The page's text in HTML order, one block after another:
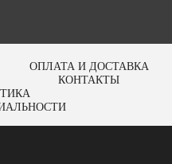
ОПЛАТА И ДОСТАВКА
КОНТАКТЫ